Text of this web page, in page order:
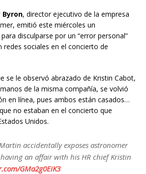
Byron, director ejecutivo de la empresa
emitió este miércoles un
disculparse por un “error personal”
redes sociales en el concierto de
se le observó abrazado de Kristin Cabot,
de la misma compañía, se volvió
en línea, pues ambos están casados…
no estaban en el concierto que
Unidos.
accidentally exposes astronomer
having an affair with his HR chief Kristin
GMa2g0EiK3